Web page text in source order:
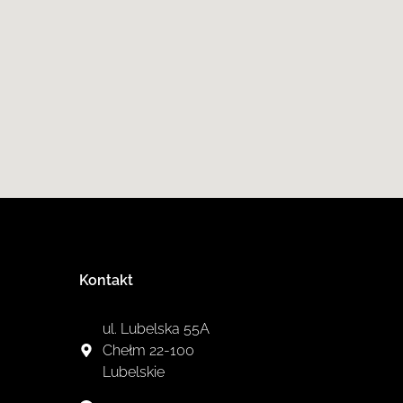
Kontakt
ul. Lubelska 55A
Chełm 22-100
Lubelskie